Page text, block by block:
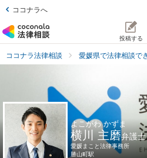
ココナラへ
投稿する
ココナラ法律相談 愛媛県で法律相談で
よこがわ かずま
横川 主磨弁護士
愛媛まこと法律事務所
勝山町駅